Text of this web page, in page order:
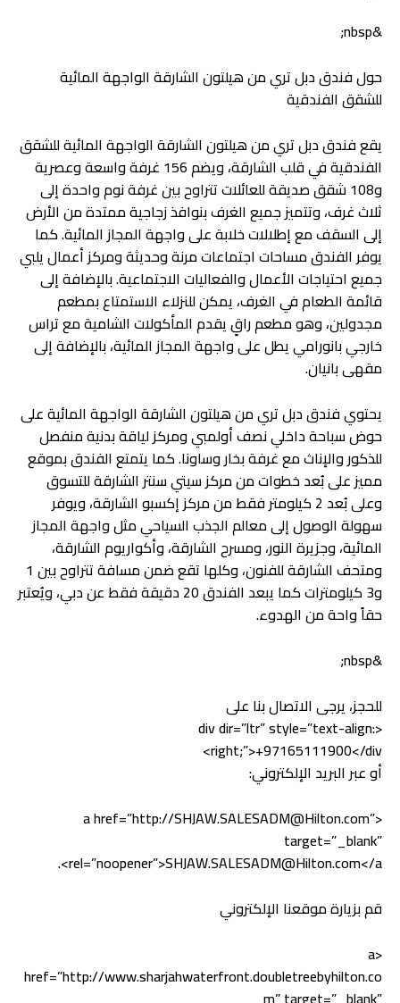
&nbsp;
حول فندق دبل تري من هيلتون الشارقة الواجهة المائية
للشقق الفندقية
يقع فندق دبل تري من هيلتون الشارقة الواجهة المائية للشقق
الفندقية في قلب الشارقة، ويضم 156 غرفة واسعة وعصرية
و108 شقق صديقة للعائلات تتراوح بين غرفة نوم واحدة إلى
ثلاث غرف، وتتميز جميع الغرف بنوافذ زجاجية ممتدة من الأرض
إلى السقف مع إطلالات خلابة على واجهة المجاز المائية. كما
يوفر الفندق مساحات اجتماعات مرنة وحديثة ومركز أعمال يلبي
جميع احتياجات الأعمال والفعاليات الاجتماعية. بالإضافة إلى
قائمة الطعام في الغرف، يمكن للنزلاء الاستمتاع بمطعم
مجدولين، وهو مطعم راقٍ يقدم المأكولات الشامية مع تراس
خارجي بانورامي يطل على واجهة المجاز المائية، بالإضافة إلى
مقهى بانيان.
يحتوي فندق دبل تري من هيلتون الشارقة الواجهة المائية على
حوض سباحة داخلي نصف أولمبي ومركز لياقة بدنية منفصل
للذكور والإناث مع غرفة بخار وساونا. كما يتمتع الفندق بموقع
مميز على بُعد خطوات من مركز سيتي سنتر الشارقة للتسوق
وعلى بُعد 2 كيلومتر فقط من مركز إكسبو الشارقة، ويوفر
سهولة الوصول إلى معالم الجذب السياحي مثل واجهة المجاز
المائية، وجزيرة النور، ومسرح الشارقة، وأكواريوم الشارقة،
ومتحف الشارقة للفنون، وكلها تقع ضمن مسافة تتراوح بين 1
و3 كيلومترات كما يبعد الفندق 20 دقيقة فقط عن دبي، ويُعتبر
حقاً واحة من الهدوء.
&nbsp;
للحجز، يرجى الاتصال بنا على
<div dir=”ltr” style=”text-align:
right;”>+97165111900</div>
أو عبر البريد الإلكتروني:
<a href=”http://SHJAW.SALESADM@Hilton.com”
target=”_blank”
rel=”noopener”>SHJAW.SALESADM@Hilton.com</a>.
قم بزيارة موقعنا الإلكتروني
<a
href=”http://www.sharjahwaterfront.doubletreebyhilton.co